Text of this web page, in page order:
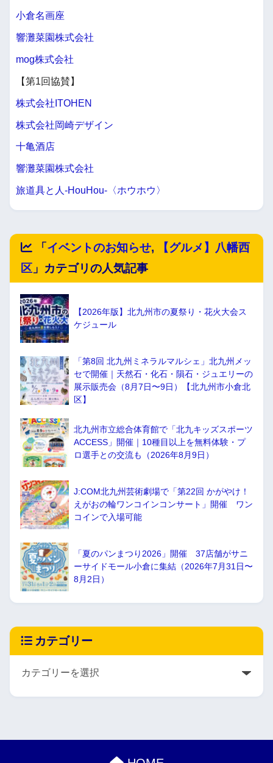
小倉名画座
響灘菜園株式会社
mog株式会社
【第1回協賛】
株式会社ITOHEN
株式会社岡崎デザイン
十亀酒店
響灘菜園株式会社
旅道具と人-HouHou-〈ホウホウ〉
「 イベントのお知らせ,
【グルメ】八幡西
区 」カテゴリの人気記事
【2026年版】北九州市の夏祭り・花火大会ス
ケジュール
「第8回 北九州ミネラルマルシェ」北九州メッ
セで開催｜天然石・化石・隕石・ジュエリーの
展示販売会（8月7日〜9日）【北九州市小倉北
区】
北九州市立総合体育館で「北九キッズスポーツ
ACCESS」開催｜10種目以上を無料体験・プ
ロ選手との交流も（2026年8月9日）
J:COM北九州芸術劇場で「第22回 かがやけ！
えがおの輪ワンコインコンサート」開催 ワン
コインで入場可能
「夏のパンまつり2026」開催 37店舗がサニ
ーサイドモール小倉に集結（2026年7月31日〜
8月2日）
カテゴリー